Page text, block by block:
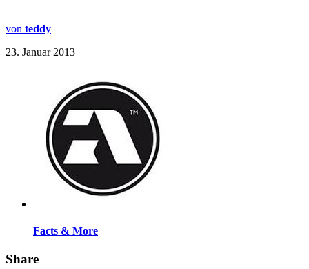
von teddy
23. Januar 2013
Facts & More
Share